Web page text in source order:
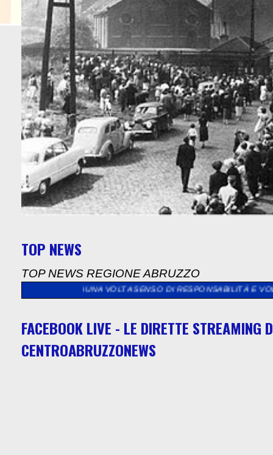
TOP NEWS
TOP NEWS REGIONE ABRUZZO
UNA VOLTA SENSO DI RESPONSABILITÀ E VOLONTÀ DI
FACEBOOK LIVE - LE DIRETTE STREAMING
CENTROABRUZZONEWS